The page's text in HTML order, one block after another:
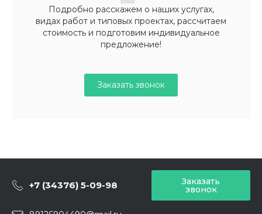
Подробно расскажем о наших услугах,
видах работ и типовых проектах, рассчитаем
стоимость и подготовим индивидуальное
предложение!
Заказать звонок
+7 (34376) 5-09-98 Заказать
звонок